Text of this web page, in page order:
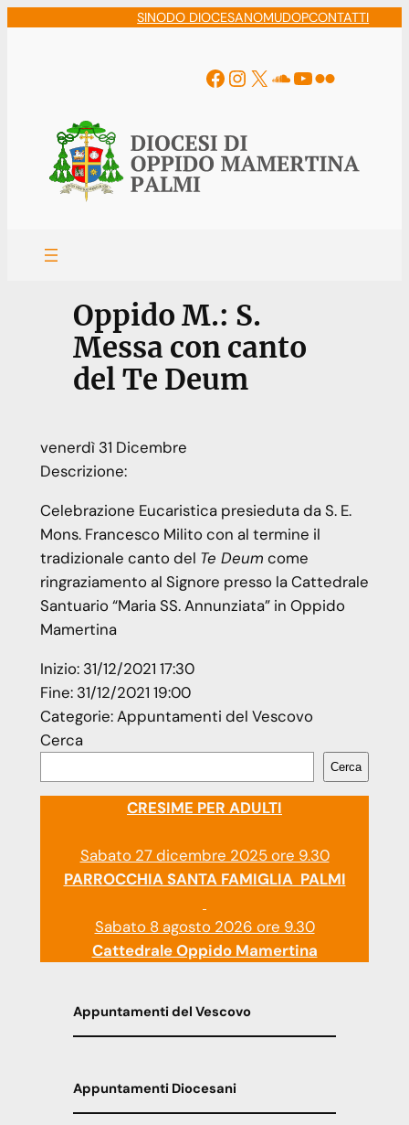
SINODO DIOCESANOMUDOPCONTATTI
Facebook
Instagram
X Soundcloud
YouTube
Flickr
Oppido M.: S.
Messa con canto
del Te Deum
venerdì 31 Dicembre
Descrizione:
Celebrazione Eucaristica presieduta da S. E.
Mons. Francesco Milito con al termine il
tradizionale canto del Te Deum come
ringraziamento al Signore presso la Cattedrale
Santuario “Maria SS. Annunziata” in Oppido
Mamertina
Inizio: 31/12/2021 17:30
Fine: 31/12/2021 19:00
Categorie:Appuntamenti del Vescovo
Cerca
Cerca
CRESIME PER ADULTI
Sabato 27 dicembre 2025 ore 9.30
PARROCCHIA SANTA FAMIGLIA PALMI
Sabato 8 agosto 2026 ore 9.30
Cattedrale Oppido Mamertina
Appuntamenti del Vescovo
Appuntamenti Diocesani